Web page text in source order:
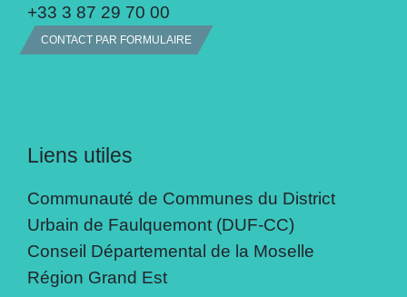
+33 3 87 29 70 00
CONTACT PAR FORMULAIRE
Liens utiles
Communauté de Communes du District
Urbain de Faulquemont (DUF-CC)
Conseil Départemental de la Moselle
Région Grand Est